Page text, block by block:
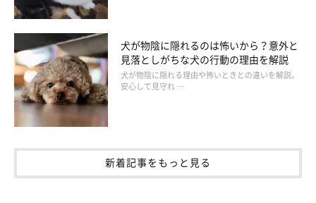
犬が物陰に隠れるのは怖いから？意外と
見落としがちな犬の行動の理由を解説
犬が物陰に隠れる理由や怖いときとの違いを解説。
安心して見守れ …
新着記事をもっと見る